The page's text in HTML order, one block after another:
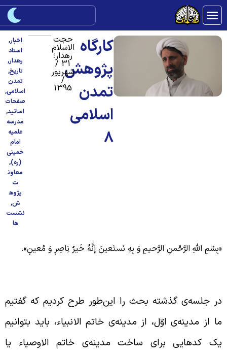
کارگاه
پژوهش
تمدن
اسلامی
8
حجت
الاسلام
رهدار؛
31 /
شهریور
/
1395
اخبار,
استاد
رهدار,
تاریخ,
تمدن
اسلامی,
صفحات
اساتید,
مدرسه
علمیه
امام
خمینی
(ره),
معاون
پژوه
ش,
نشست
اللَّهِ الرَّحْمنِ الرَّحيمِ وَ بِهِ نَستَعینَ إنَّهُ خَیرُ نِاصِرٍ وَ مُعینٍ».
جلسه‌ی گذشته بحث را این‌طور طرح کردیم که گفتیم
از مدینه‌ی اوّل،ا
مدینه‌ی خاتم الانبیاء، باید بتوانیم
کدهایی برای ساخت مدینه‌ی خاتم الاوصیاء یا